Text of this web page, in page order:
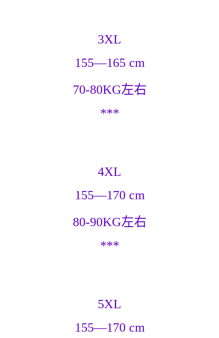
3XL
155—165 cm
70-80KG左右
***
4XL
155—170 cm
80-90KG左右
***
5XL
155—170 cm